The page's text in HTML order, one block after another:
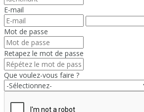
E-mail
Mot de passe
Retapez le mot de passe
Que voulez-vous faire ?